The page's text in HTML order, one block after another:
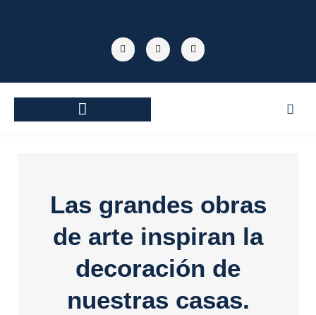
F
a
c
b
o
T
w
i
t
Y
o
u
u
Las grandes obras
de arte inspiran la
decoración de
nuestras casas.